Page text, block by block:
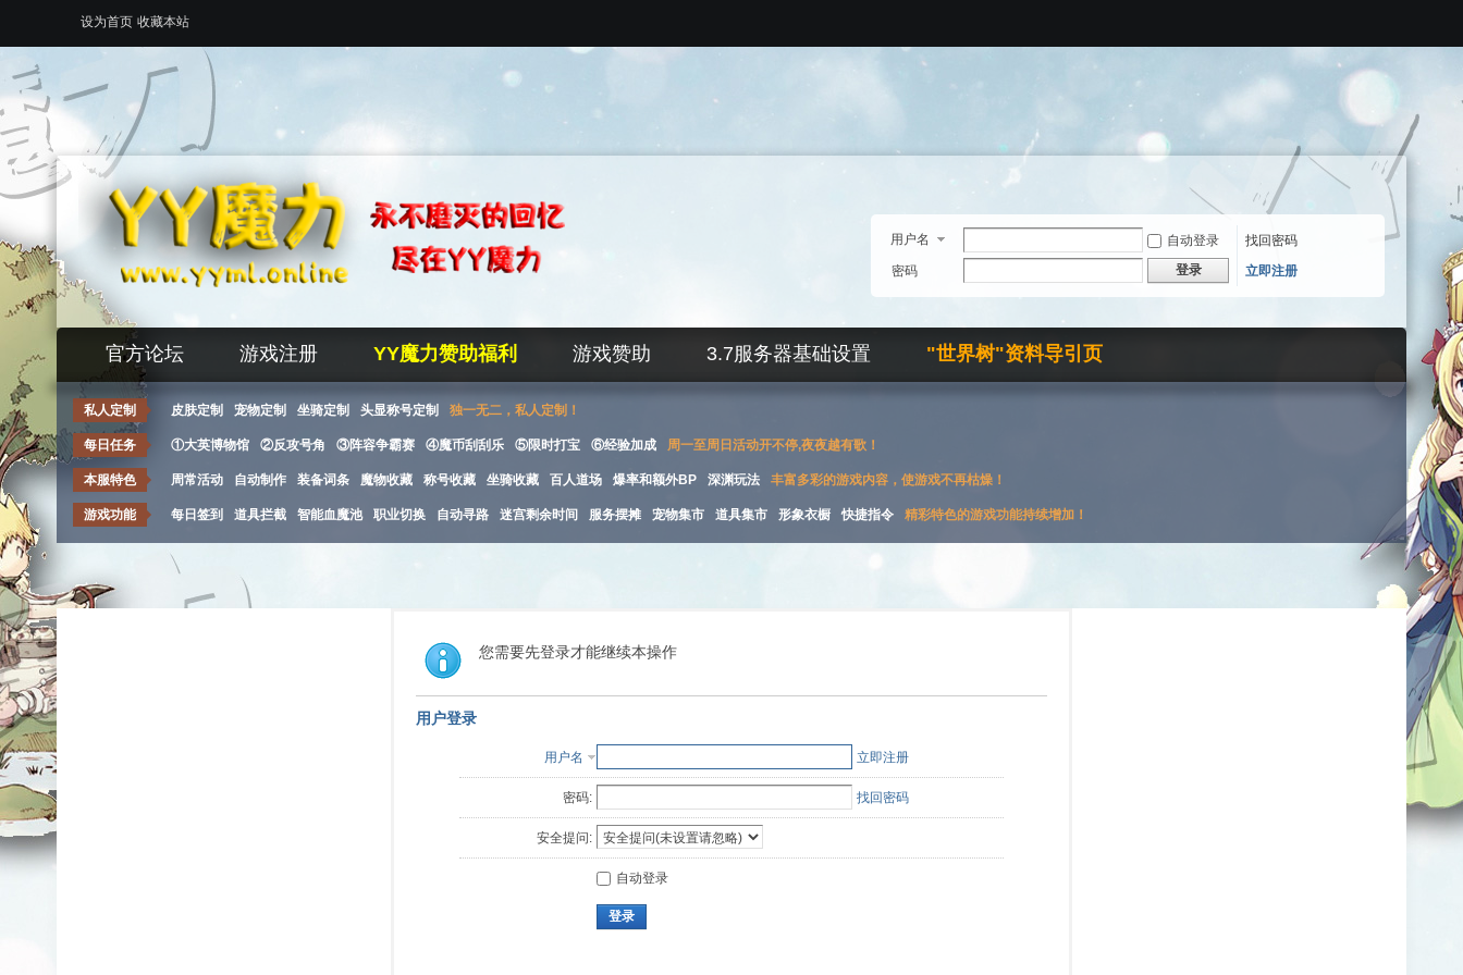
设为首页 收藏本站
用户名 自动登录
找回密码
密码
登录 立即注册
官方论坛 游戏注册 YY魔力赞助福利 游戏赞助 3.7服务器基础设置 "世界树"资料导引页
私人定制 皮肤定制 宠物定制 坐骑定制 头显称号定制 独一无二，私人定制！
每日任务 ①大英博物馆 ②反攻号角 ③阵容争霸赛 ④魔币刮刮乐 ⑤限时打宝 ⑥经验加成 周一至周日活动开不停,夜夜越有歌！
本服特色 周常活动 自动制作 装备词条 魔物收藏 称号收藏 坐骑收藏 百人道场 爆率和额外BP 深渊玩法 丰富多彩的游戏内容，使游戏不再枯燥！
游戏功能 每日签到 道具拦截 智能血魔池 职业切换 自动寻路 迷宫剩余时间 服务摆摊 宠物集市 道具集市 形象衣橱 快捷指令 精彩特色的游戏功能持续增加！
您需要先登录才能继续本操作
用户登录
用户名 立即注册
密码: 找回密码
安全提问:
自动登录
登录